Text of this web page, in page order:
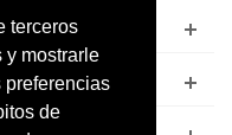
terceros
y mostrarle
preferencias
de